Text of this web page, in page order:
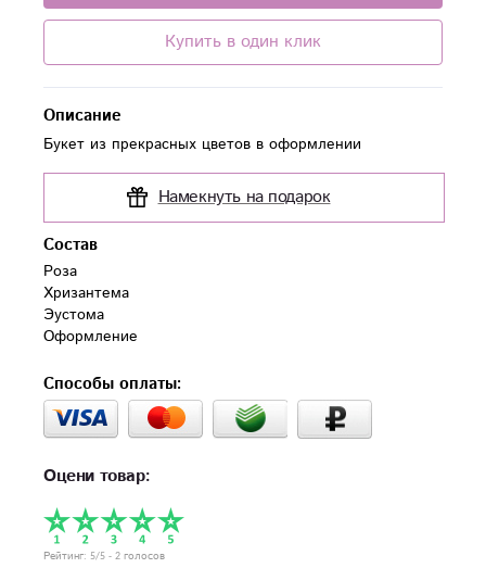
Купить в один клик
Описание
Букет из прекрасных цветов в оформлении
Намекнуть на подарок
Состав
Роза
Хризантема
Эустома
Оформление
Способы оплаты:
Оцени товар:
Рейтинг: 5/5 - 2 голосов